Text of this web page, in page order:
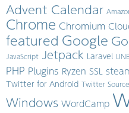
Advent Calendar
Chrome Chromium
featured Google
JavaScript Jetpack Laravel LINE
PHP Plugins Ryzen SSL
Twitter for Android Twitter
Windows WordCamp